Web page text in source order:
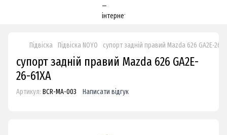
Підвіска Підвіска NOYO супорт задній правий Mazda 626 GA2E-26-
супорт задній правий Mazda 626 GA2E-
26-61XA
Артикул: BCR-MA-003 Написати відгук